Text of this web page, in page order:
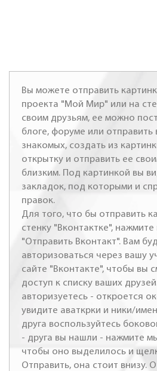
Вы можете отправить
проекта "Мой Мир" или на
своим друзьям, ее можно
блоге, форуме или отправить
знакомых, создать из
открытку и отправить ее
близким. Под картинкой вы
закладок, под которыми и
правок.
Для того, что бы отправить
стенку "Вконтактке",
"Отправить Вконтакт". Вам
авторизоваться через вашу
сайте "Вконтакте", чтобы вы
доступ к списку ваших
авторизуетесь - откроется
увидите аваткрки и ники/
друга воспользуйтесь
- друга вы нашли - нажмите
чтобы оно выделилось и
Отправить, она стоит внизу.